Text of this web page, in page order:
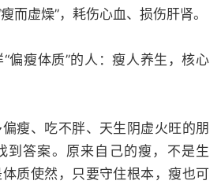
而虚燥”，耗伤心血、损伤肝肾。
偏瘦体质”的人：瘦人养生，核心
瘦、吃不胖、天生阴虚火旺的朋
到答案。原来自己的瘦，不是生
质使然，只要守住根本，瘦也可